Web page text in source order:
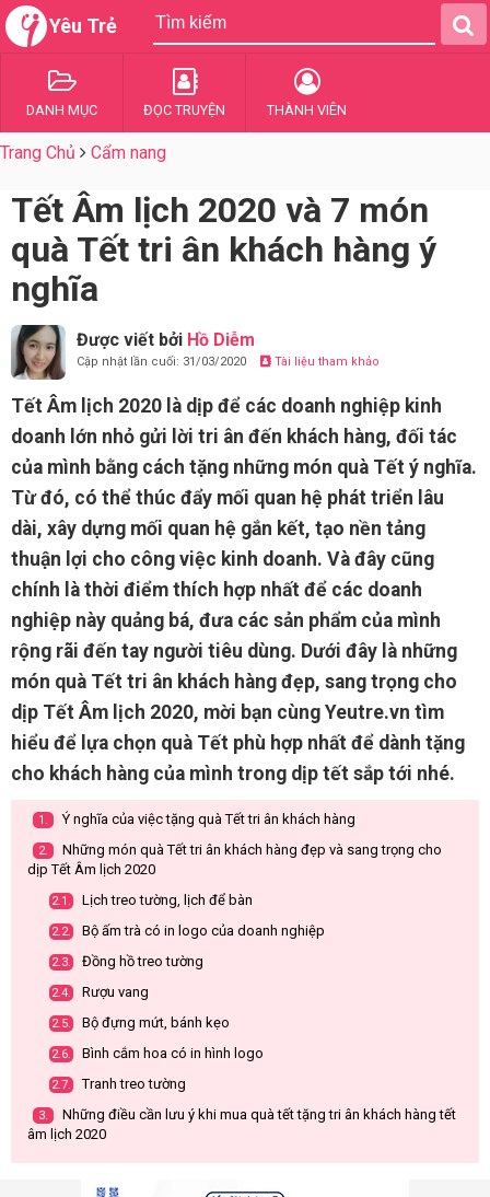
Yêu Trẻ
DANH MỤC ĐỌC TRUYỆN THÀNH VIÊN
Trang Chủ Cẩm nang
Tết Âm lịch 2020 và 7 món
quà Tết tri ân khách hàng ý
nghĩa
Được viết bởi Hồ Diễm
Cập nhật lần cuối: 31/03/2020 Tài liệu tham khảo
Tết Âm lịch 2020 là dịp để các doanh nghiệp kinh
doanh lớn nhỏ gửi lời tri ân đến khách hàng, đối tác
của mình bằng cách tặng những món quà Tết ý nghĩa.
Từ đó, có thể thúc đẩy mối quan hệ phát triển lâu
dài, xây dựng mối quan hệ gắn kết, tạo nền tảng
thuận lợi cho công việc kinh doanh. Và đây cũng
chính là thời điểm thích hợp nhất để các doanh
nghiệp này quảng bá, đưa các sản phẩm của mình
rộng rãi đến tay người tiêu dùng. Dưới đây là những
món quà Tết tri ân khách hàng đẹp, sang trọng cho
dịp Tết Âm lịch 2020, mời bạn cùng Yeutre.vn tìm
hiểu để lựa chọn quà Tết phù hợp nhất để dành tặng
cho khách hàng của mình trong dịp tết sắp tới nhé.
1. Ý nghĩa của việc tặng quà Tết tri ân khách hàng
2.
Những món quà Tết tri ân khách hàng đẹp và sang trọng cho
dịp Tết Âm lịch 2020
2.1. Lịch treo tường, lịch để bàn
2.2. Bộ ấm trà có in logo của doanh nghiệp
2.3. Đồng hồ treo tường
2.4. Rượu vang
2.5. Bộ đựng mứt, bánh kẹo
2.6. Bình cắm hoa có in hình logo
2.7. Tranh treo tường
3.
Những điều cần lưu ý khi mua quà tết tặng tri ân khách hàng tết
âm lịch 2020